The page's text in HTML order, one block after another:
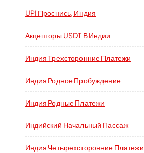
UPI Проснись, Индия
Акцепторы USDT В Индии
Индия Трехсторонние Платежи
Индия Родное Пробуждение
Индия Родные Платежи
Индийский Начальный Пассаж
Индия Четырехсторонние Платежи